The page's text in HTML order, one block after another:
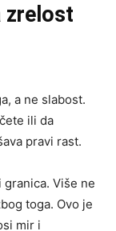
zrelost
a ne slabost.
ili da
pravi rast.
Više ne
toga. Ovo je
mir i